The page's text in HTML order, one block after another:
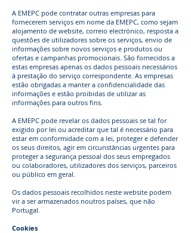
A EMEPC pode contratar outras empresas para
fornecerem serviços em nome da EMEPC, como sejam
alojamento de website, correio electrónico, resposta a
questões de utilizadores sobre os serviços, envio de
informações sobre novos serviços e produtos ou
ofertas e campanhas promocionais. São fornecidos a
estas empresas apenas os dados pessoais necessários
à prestação do serviço correspondente. As empresas
estão obrigadas a manter a confidencialidade das
informações e estão proibidas de utilizar as
informações para outros fins.
A EMEPC pode revelar os dados pessoais se tal for
exigido por lei ou acreditar que tal é necessário para
estar em conformidade com a lei, proteger e defender
os seus direitos, agir em circunstâncias urgentes para
proteger a segurança pessoal dos seus empregados
ou colaboradores, utilizadores dos serviços, parceiros
ou público em geral.
Os dados pessoais recolhidos neste website podem
vir a ser armazenados noutros países, que não
Portugal.
Cookies